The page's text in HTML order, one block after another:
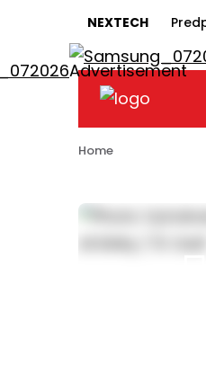
NEXTECH
Home
AKO NA TO
Vytvárame